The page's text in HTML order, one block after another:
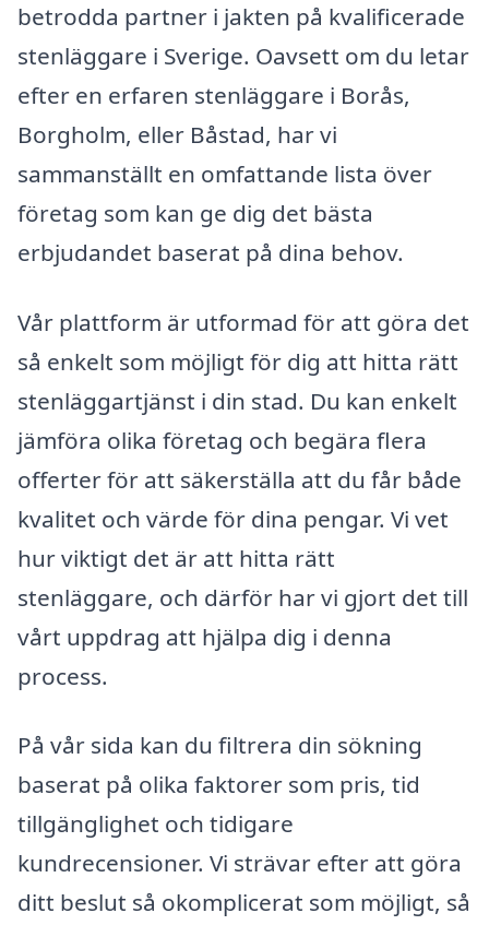
betrodda partner i jakten på kvalificerade
stenläggare i Sverige. Oavsett om du letar
efter en erfaren stenläggare i Borås,
Borgholm, eller Båstad, har vi
sammanställt en omfattande lista över
företag som kan ge dig det bästa
erbjudandet baserat på dina behov.
Vår plattform är utformad för att göra det
så enkelt som möjligt för dig att hitta rätt
stenläggartjänst i din stad. Du kan enkelt
jämföra olika företag och begära flera
offerter för att säkerställa att du får både
kvalitet och värde för dina pengar. Vi vet
hur viktigt det är att hitta rätt
stenläggare, och därför har vi gjort det till
vårt uppdrag att hjälpa dig i denna
process.
På vår sida kan du filtrera din sökning
baserat på olika faktorer som pris, tid
tillgänglighet och tidigare
kundrecensioner. Vi strävar efter att göra
ditt beslut så okomplicerat som möjligt, så